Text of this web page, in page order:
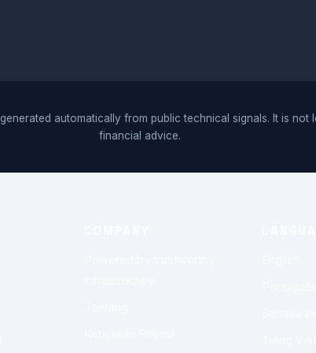
automatically from public technical signals. It is not
financial advice.